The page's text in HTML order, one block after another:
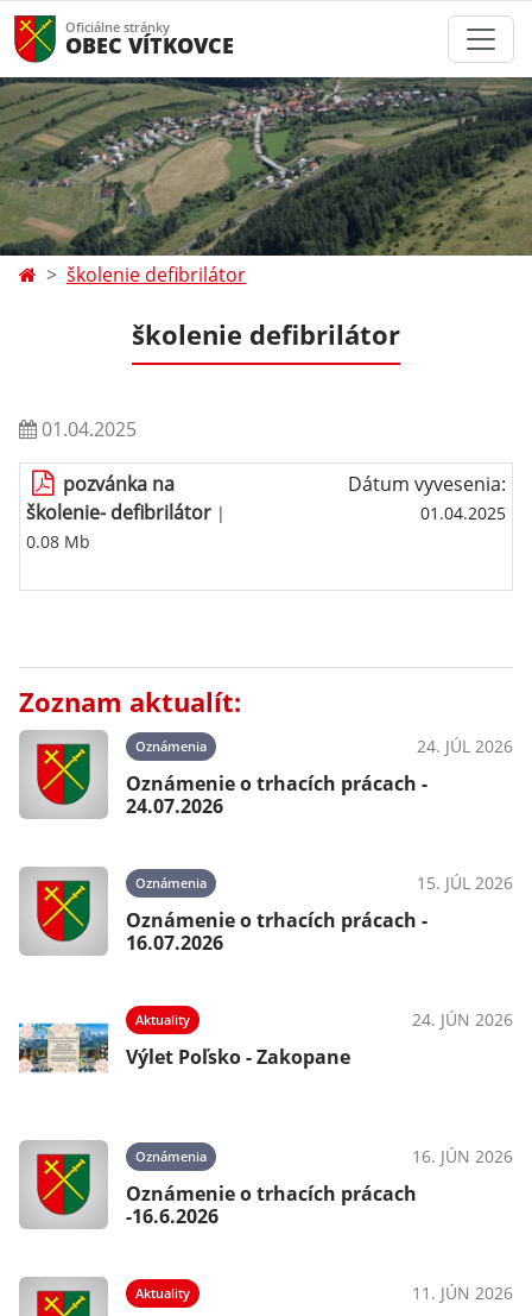
Oficiálne stránky
OBEC VÍTKOVCE
školenie defibrilátor
školenie defibrilátor
01.04.2025
pozvánka na
školenie- defibrilátor |
0.08 Mb
Dátum vyvesenia:
01.04.2025
Zoznam aktualít:
Oznámenia 24. JÚL 2026
Oznámenie o trhacích prácach -
24.07.2026
Oznámenia 15. JÚL 2026
Oznámenie o trhacích prácach -
16.07.2026
Aktuality 24. JÚN 2026
Výlet Poľsko - Zakopane
Oznámenia 16. JÚN 2026
Oznámenie o trhacích prácach
-16.6.2026
Aktuality 11. JÚN 2026